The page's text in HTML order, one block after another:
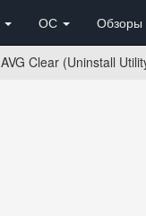
ОС Обзоры
AVG Clear (Uninstall